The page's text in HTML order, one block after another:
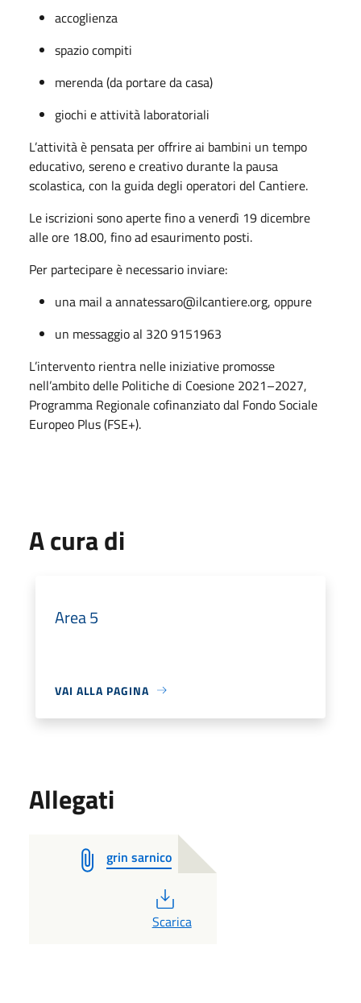
accoglienza
spazio compiti
merenda (da portare da casa)
giochi e attività laboratoriali
L’attività è pensata per offrire ai bambini un tempo
educativo, sereno e creativo durante la pausa
scolastica, con la guida degli operatori del Cantiere.
Le iscrizioni sono aperte fino a venerdì 19 dicembre
alle ore 18.00, fino ad esaurimento posti.
Per partecipare è necessario inviare:
una mail a annatessaro@ilcantiere.org, oppure
un messaggio al 320 9151963
L’intervento rientra nelle iniziative promosse
nell’ambito delle Politiche di Coesione 2021–2027,
Programma Regionale cofinanziato dal Fondo Sociale
Europeo Plus (FSE+).
A cura di
Area 5
VAI ALLA PAGINA
Allegati
grin sarnico
PDF
Scarica